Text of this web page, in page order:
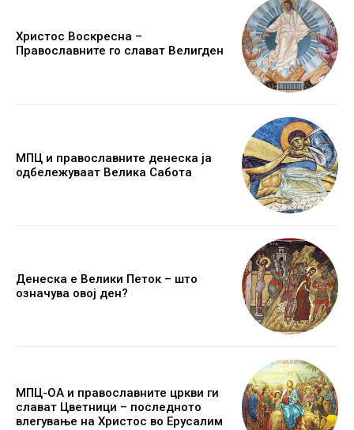
Христос Воскресна –
Православните го слават Велигден
МПЦ и православните денеска ја
одбележуваат Велика Сабота
Денеска е Велики Петок – што
означува овој ден?
МПЦ-ОА и православните цркви ги
слават Цветници – последното
влегување на Христос во Ерусалим